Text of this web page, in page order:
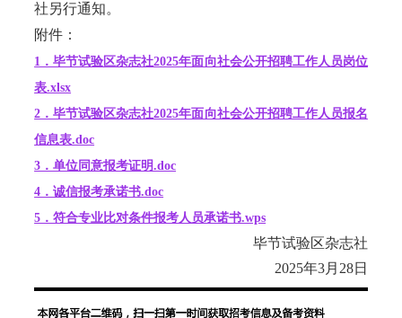
社另行通知。
附件：
1．毕节试验区杂志社2025年面向社会公开招聘工作人员岗位
表.xlsx
2．毕节试验区杂志社2025年面向社会公开招聘工作人员报名
信息表.doc
3．单位同意报考证明.doc
4．诚信报考承诺书.doc
5．符合专业比对条件报考人员承诺书.wps
毕节试验区杂志社
2025年3月28日